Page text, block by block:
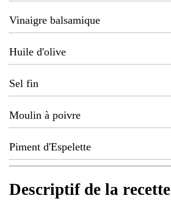
Vinaigre balsamique
Huile d'olive
Sel fin
Moulin à poivre
Piment d'Espelette
Descriptif de la recette